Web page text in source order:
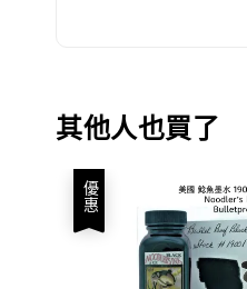
其他人也買了
優惠